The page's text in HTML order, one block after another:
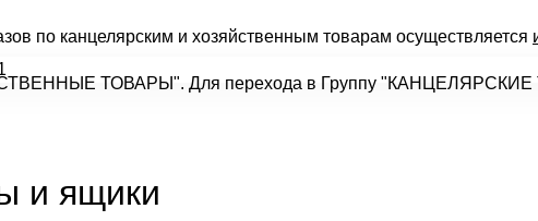
по канцелярским и хозяйственным товарам осуществляется
ТОВАРЫ". Для перехода в Группу
и ящики